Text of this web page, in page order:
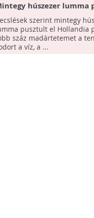
húszezer lumma
Hollandia partjainál
szerint mintegy
pusztult el Hollandia
száz madártetemet a
a víz, a ...